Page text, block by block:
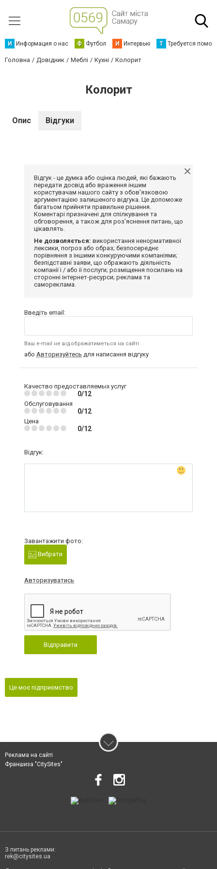
И Информация о нас Ф Футбол И Интервью Т Требуется
Головна Довідник Меблі Кухні Колорит
Колорит
Опис Відгуки
Відгук - це думка або оцінка людей, які бажають
передати досвід або враження іншим
користувачам нашого сайту з обов'язковою
аргументацією залишеного відгука. Це допоможе
багатьом прийняти правильне рішення.
Коментарі призначені для спілкування та
обговорення, а також для роз'яснення питань, що
цікавлять.
Не дозволяється: використання ненормативної
лексики, погроз або образ; безпосереднє
порівняння з іншими конкуруючими компаніями;
безпідставні заяви, що ображають діяльність
компанії і / або її послуги; розміщення посилань на
сторонні інтернет-ресурси; реклама та
самореклама.
Введіть email:
Ваш e-mail не відображатиметься на сайті
або Авторизуйтесь для написання відгуку
Качество предоставляемых услуг
0/12
Обслуговування
0/12
Цена
0/12
Відгук:
Завантажити фото:
Вибрати
Авторизуватись
Відправити
Це моє підприємство
Реклама на сайті
Франшиза "CitySites"
З питань реклами:
rek@citysites.ua